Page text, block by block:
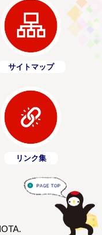
式会社と災害
LAN（Wi-Fi）
いで衰え知ら
サイトマップ
リンク集